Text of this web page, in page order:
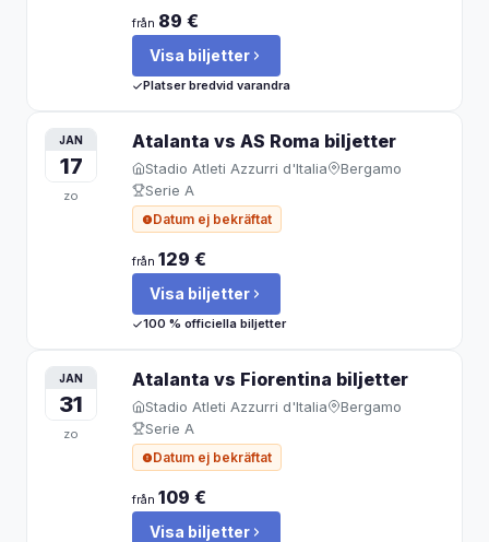
från 89 €
Visa biljetter
Platser bredvid varandra
JAN
17
zo
Atalanta vs AS Roma biljetter
Stadio Atleti Azzurri d'Italia
Bergamo
Serie A
Datum ej bekräftat
från 129 €
Visa biljetter
100 % officiella biljetter
JAN
31
zo
Atalanta vs Fiorentina biljetter
Stadio Atleti Azzurri d'Italia
Bergamo
Serie A
Datum ej bekräftat
från 109 €
Visa biljetter